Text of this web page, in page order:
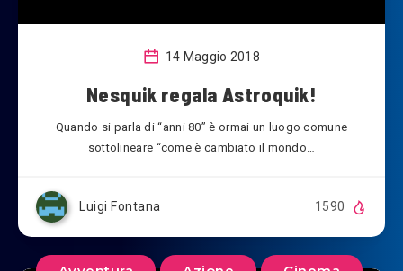
14 Maggio 2018
Nesquik regala Astroquik!
Quando si parla di “anni 80” è ormai un luogo comune
sottolineare “come è cambiato il mondo…
Luigi Fontana 1590